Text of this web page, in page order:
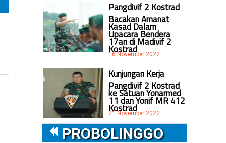
Pangdivif 2 Kostrad
Bacakan Amanat
Kasad Dalam
Upacara Bendera
17an di Madivif 2
Kostrad
16 November 2022
Kunjungan Kerja
Pangdivif 2 Kostrad
ke Satuan Yonarmed
11 dan Yonif MR 412
Kostrad
21 November 2022
PROBOLINGGO